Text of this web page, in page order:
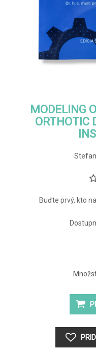
MODELING
ORTHOTIC
Buďte prvý, kto